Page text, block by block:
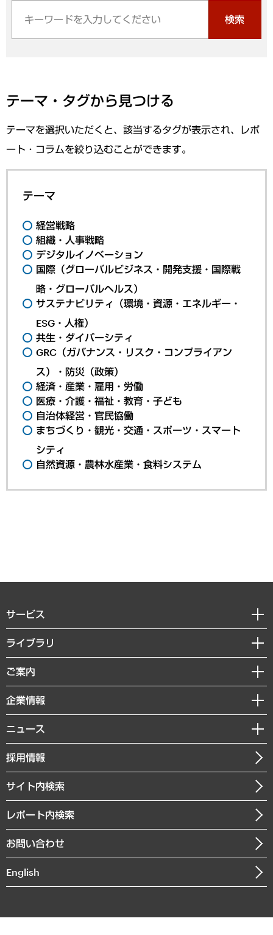
検索
テーマ・タグから見つける
テーマを選択いただくと、該当するタグが表示され、レポ
ート・コラムを絞り込むことができます。
テーマ
経営戦略
組織・人事戦略
デジタルイノベーション
国際（グローバルビジネス・開発支援・国際戦
略・グローバルヘルス）
サステナビリティ（環境・資源・エネルギー・
ESG・人権）
共生・ダイバーシティ
GRC（ガバナンス・リスク・コンプライアン
ス）・防災（政策）
経済・産業・雇用・労働
医療・介護・福祉・教育・子ども
自治体経営・官民協働
まちづくり・観光・交通・スポーツ・スマート
シティ
自然資源・農林水産業・食料システム
サービス
経営戦略
組織・人事戦略
デジタルイノベーション
共生・ダイバーシティ
GRC（ガバナンス・リスク・コンプライアンス）・防災（政策）
経済・産業・雇用・労働
まちづくり・観光・交通・スポーツ・スマートシティ
自然資源・農林水産業・食料システム
ライブラリ
経済調査
レポート
コラム
経営用語集
受託・受注実績（官公庁関連）
メディア掲載・出演
ご案内
セミナー・イベント情報
MUFGビジネスセミナー
受託案件情報
企業情報
私たちの想い
社長メッセージ
会社概要
沿革
組織図・本部部室紹介
インドネシア現地法人
個人情報保護方針
ニュース
ニュースリリース
お知らせ
採用情報
サイト内検索
レポート内検索
お問い合わせ
English